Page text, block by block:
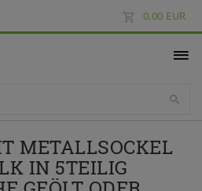
0,00 EUR
METALLSOCKEL
IN 5TEILIG